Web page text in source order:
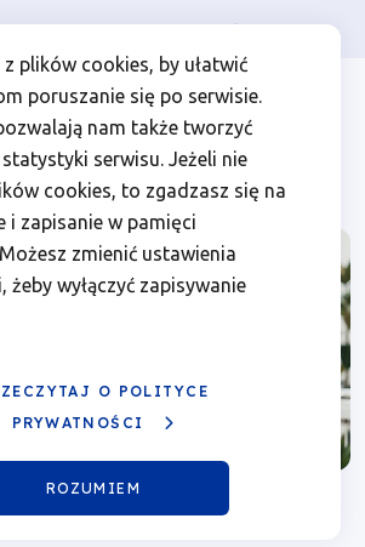
plików cookies, by ułatwić
poruszanie się po serwisie.
nam także tworzyć
serwisu. Jeżeli nie
cookies, to zgadzasz się na
i zapisanie w pamięci
zmienić ustawienia
żeby wyłączyć zapisywanie
O POLITYCE
PRYWATNOŚCI
ROZUMIEM
Firma
Menu
top
left